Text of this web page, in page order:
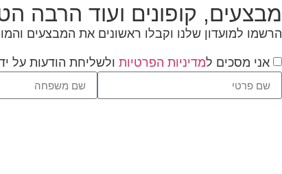
מבצעים, קופונים ועוד הרבה
הרשמו למועדון שלנו וקבלו ראשונים את המבצעים
אני מסכים למדיניות הפרטיות ולשליחת הודעות על